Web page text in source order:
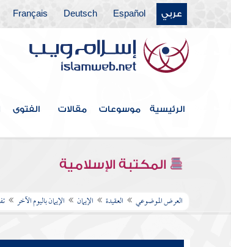
عربي Español
Deutsch
Français
الرئيسية موسوعات مقالات الفتوى
المكتبة الإسلامية
العرض الموضوعي العقيدة الإيمان الإيمان باليوم الآخر